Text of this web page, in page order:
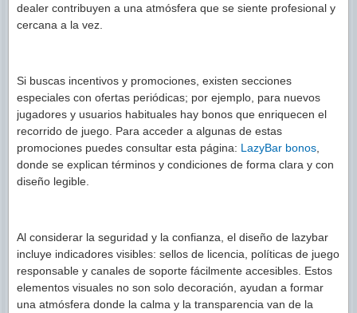
dealer contribuyen a una atmósfera que se siente profesional y
cercana a la vez.
Si buscas incentivos y promociones, existen secciones
especiales con ofertas periódicas; por ejemplo, para nuevos
jugadores y usuarios habituales hay bonos que enriquecen el
recorrido de juego. Para acceder a algunas de estas
promociones puedes consultar esta página: LazyBar bonos
donde se explican términos y condiciones de forma clara y con
diseño legible.
Al considerar la seguridad y la confianza, el diseño de lazybar
incluye indicadores visibles: sellos de licencia, políticas de juego
responsable y canales de soporte fácilmente accesibles. Estos
elementos visuales no son solo decoración, ayudan a formar
una atmósfera donde la calma y la transparencia van de la